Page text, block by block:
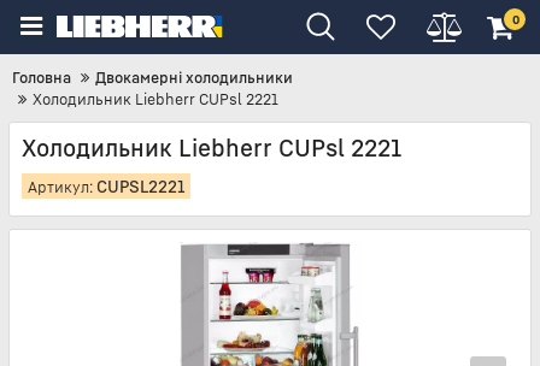
0
Головна
Двокамерні холодильники
Холодильник Liebherr CUPsl 2221
Холодильник Liebherr CUPsl 2221
Артикул: CUPSL2221